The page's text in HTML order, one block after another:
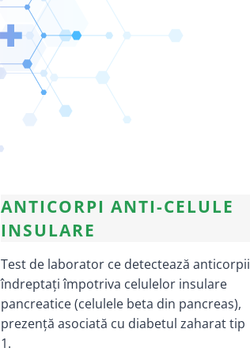
ANTICORPI ANTI-CELULE
INSULARE
Test de laborator ce detectează anticorpii
îndreptați împotriva celulelor insulare
pancreatice (celulele beta din pancreas),
prezență asociată cu diabetul zaharat tip
1.